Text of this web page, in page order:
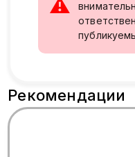
⚠
Рекомендации